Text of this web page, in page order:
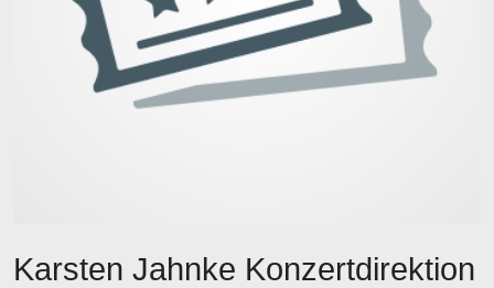
Karsten Jahnke Konzertdirektion